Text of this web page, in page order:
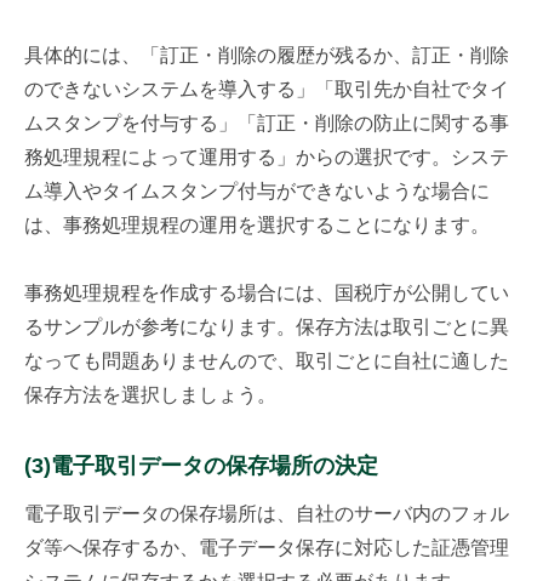
具体的には、「訂正・削除の履歴が残るか、訂正・削除
のできないシステムを導入する」「取引先か自社でタイ
ムスタンプを付与する」「訂正・削除の防止に関する事
務処理規程によって運用する」からの選択です。システ
ム導入やタイムスタンプ付与ができないような場合に
は、事務処理規程の運用を選択することになります。
事務処理規程を作成する場合には、国税庁が公開してい
るサンプルが参考になります。保存方法は取引ごとに異
なっても問題ありませんので、取引ごとに自社に適した
保存方法を選択しましょう。
(3)電子取引データの保存場所の決定
電子取引データの保存場所は、自社のサーバ内のフォル
ダ等へ保存するか、電子データ保存に対応した証憑管理